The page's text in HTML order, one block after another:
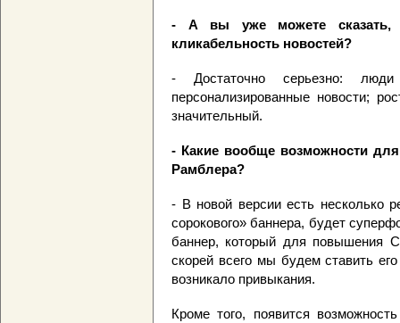
- А вы уже можете сказать,
кликабельность новостей?
- Достаточно серьезно:
персонализированные новости;
значительный.
- Какие вообще возможности
Рамблера?
- В новой версии есть несколько
сорокового» баннера, будет
баннер, который для повышения
скорей всего мы будем ставить
возникало привыкания.
Кроме того, появится